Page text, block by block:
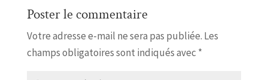
Poster le commentaire
Votre adresse e-mail ne sera pas publiée. Les
champs obligatoires sont indiqués avec *